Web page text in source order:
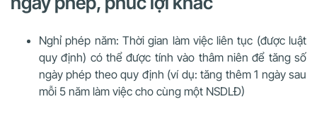
Nghỉ phép năm: Thời gian làm việc liên tục (được luật
quy định) có thể được tính vào thâm niên để tăng số
ngày phép theo quy định (ví dụ: tăng thêm 1 ngày sau
mỗi 5 năm làm việc cho cùng một NSDLĐ)